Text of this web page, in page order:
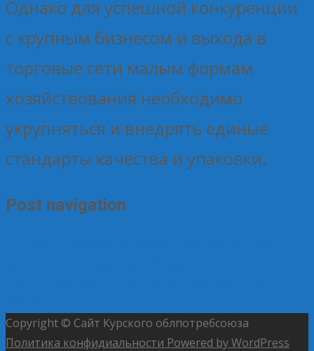
Однако для успешной конкуренции
с крупным бизнесом и выхода в
торговые сети малым формам
хозяйствования необходимо
укрупняться и внедрять единые
стандарты качества и упаковки.
Post navigation
Copyright © Сайт Курского облпотребсоюза
Политика конфидиальности Powered by WordPress